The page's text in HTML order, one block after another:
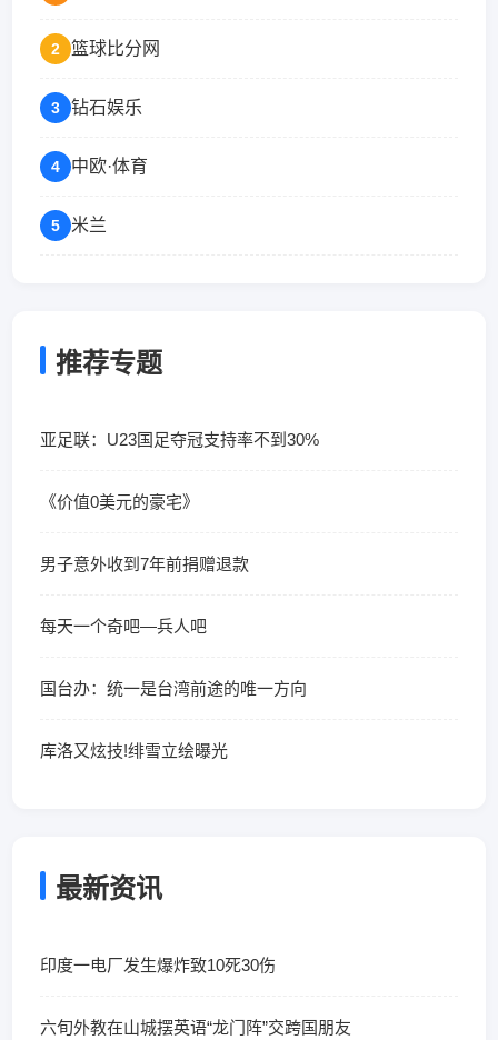
2 篮球比分网
3 钻石娱乐
4 中欧·体育
5 米兰
推荐专题
亚足联：U23国足夺冠支持率不到30%
《价值0美元的豪宅》
男子意外收到7年前捐赠退款
每天一个奇吧—兵人吧
国台办：统一是台湾前途的唯一方向
库洛又炫技!绯雪立绘曝光
最新资讯
印度一电厂发生爆炸致10死30伤
六旬外教在山城摆英语“龙门阵”交跨国朋友